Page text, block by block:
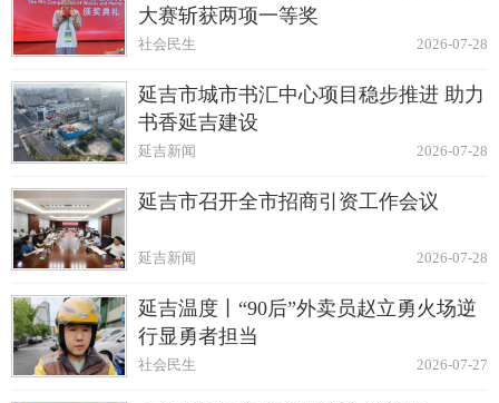
大赛斩获两项一等奖
2026-07-28
社会民生
延吉市城市书汇中心项目稳步推进 助力
书香延吉建设
2026-07-28
延吉新闻
延吉市召开全市招商引资工作会议
2026-07-28
延吉新闻
延吉温度丨“90后”外卖员赵立勇火场逆
行显勇者担当
2026-07-27
社会民生